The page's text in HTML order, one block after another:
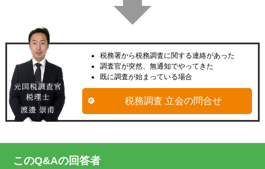
税務署から税務調査に関する連絡があった
調査官が突然、無通知でやってきた
既に調査が始まっている場合
税務調査 立会の問合せ
このQ&Aの回答者